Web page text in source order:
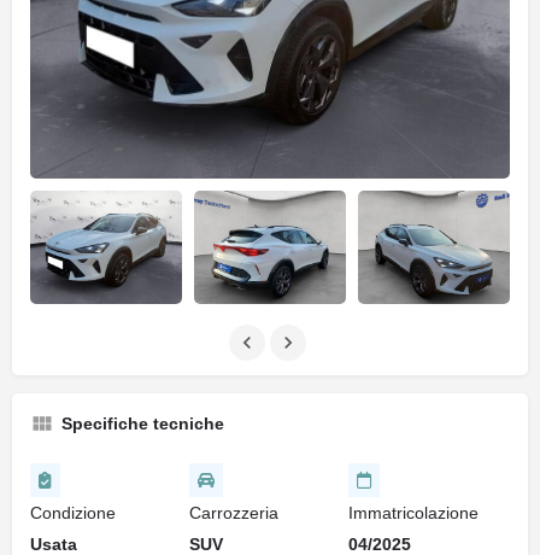
Specifiche tecniche
Condizione
Usata
Carrozzeria
SUV
Immatricolazione
04/2025